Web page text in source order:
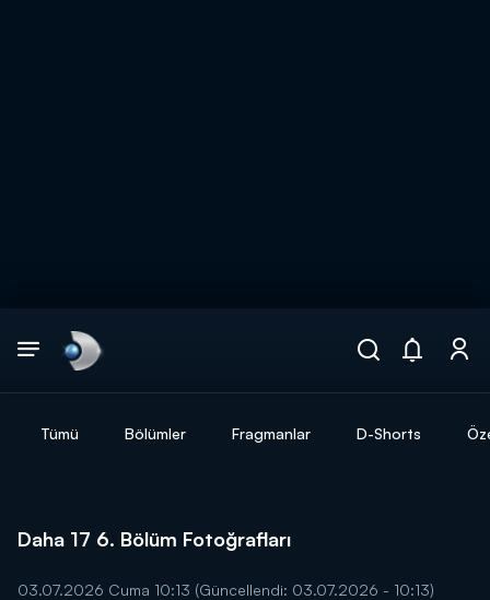
Tümü Bölümler Fragmanlar D-Shorts
Daha 17 6. Bölüm Fotoğrafları
03.07.2026 Cuma 10:13 (Güncellendi: 03.07.2026 - 10:13)